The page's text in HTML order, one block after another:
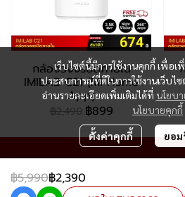
กล้องวงจรปิดภายใน
IMILAB C21 (Mi Home
App)
฿2,490 ฿899
฿5,990฿2,390
เว็บไซต์นี้มีการใช้งานคุกกี้ เพื่อ
ประสบการณ์ที่ดีในการใช้งานเว็บไ
อ่านรายละเอียดเพิ่มเติมได้ที่ นโยบ
นโยบายคุกกี้
ตั้งค่าคุกกี้ ยอ
Copyright 2024 | All Rights